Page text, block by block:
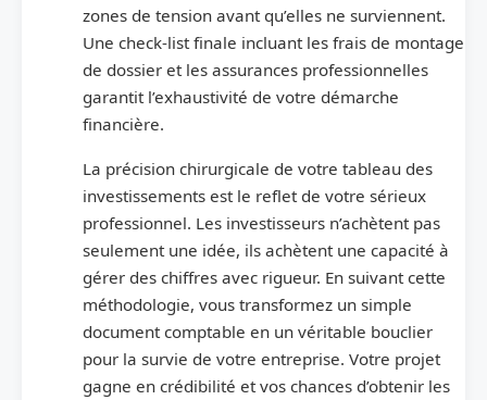
zones de tension avant qu’elles ne surviennent.
Une check-list finale incluant les frais de montage
de dossier et les assurances professionnelles
garantit l’exhaustivité de votre démarche
financière.
La précision chirurgicale de votre tableau des
investissements est le reflet de votre sérieux
professionnel. Les investisseurs n’achètent pas
seulement une idée, ils achètent une capacité à
gérer des chiffres avec rigueur. En suivant cette
méthodologie, vous transformez un simple
document comptable en un véritable bouclier
pour la survie de votre entreprise. Votre projet
gagne en crédibilité et vos chances d’obtenir les